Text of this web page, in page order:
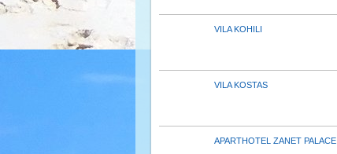
VILA KOHILI
VILA KOSTAS
APARTHOTEL ZANET PALACE